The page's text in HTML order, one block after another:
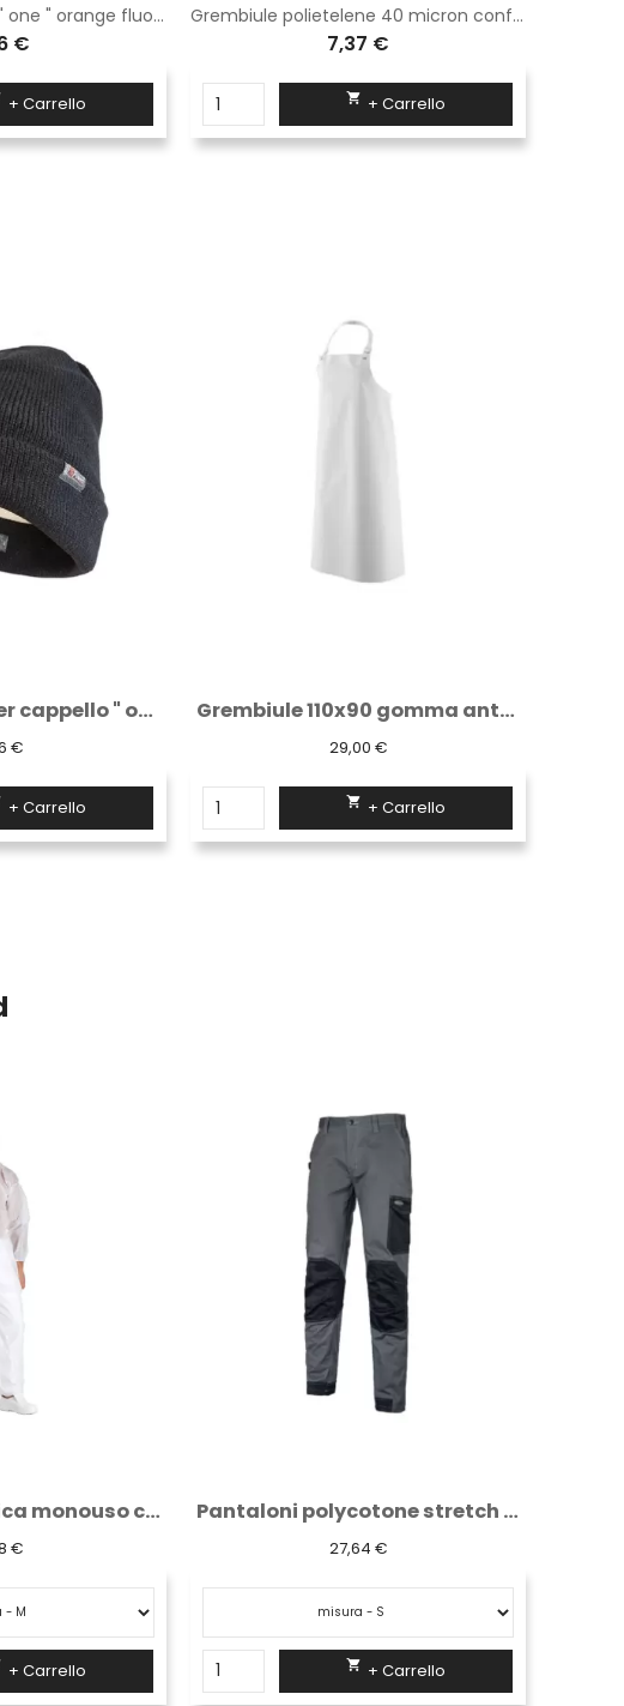
Cappello U-poewer " one " orange fluo AC127OF
€
+ Carrello
Grembiule polietelene 40 micron confezione 100 pezzi
7,37 €
 + Carrello
Grembiule 110x90 gomma antigrasso bianco
€
+ Carrello
Grembiule bordeaux lungo classico con due...
9,65 €
 + Carrello
Pantaloni polycotone stretch grigio/nero...
€
+ Carrello
Copriscarpa plp
52,21 €
+ Carrello